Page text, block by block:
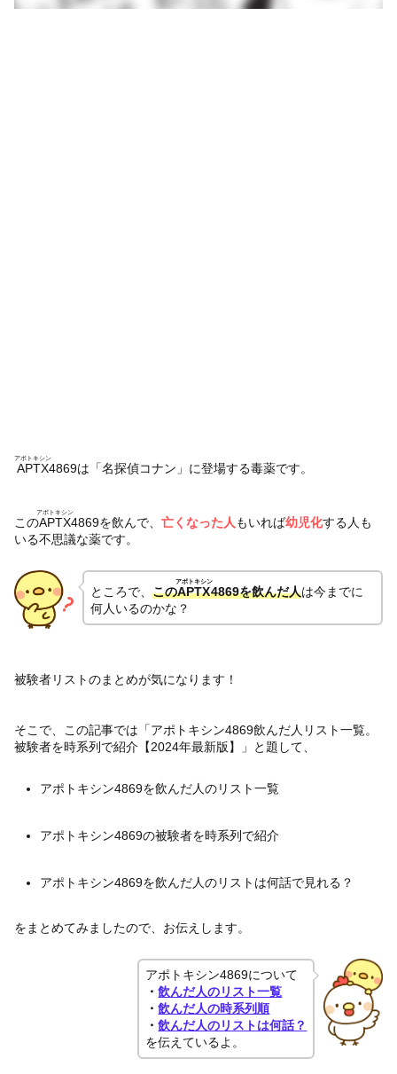
APTX
アポトキシン
4869は「名探偵コナン」に登場する毒薬です。
このAPTX
アポトキシン
4869を飲んで、 亡くなった人 もいれば幼児化する人も
いる不思議な薬です。
ところで、 このAPTX
アポトキシン
4869を飲んだ人は今までに
何人いるのかな？
被験者リストのまとめが気になります！
そこで、この記事では「アポトキシン4869飲んだ人リスト一覧。
被験者を時系列で紹介【2024年最新版】」と題して、
アポトキシン4869を飲んだ人のリスト一覧
アポトキシン4869の被験者を時系列で紹介
アポトキシン4869を飲んだ人のリストは何話で見れる？
をまとめてみましたので、お伝えします。
アポトキシン4869について
・飲んだ人のリスト一覧
・飲んだ人の時系列順
・飲んだ人のリストは何話？
を伝えているよ。